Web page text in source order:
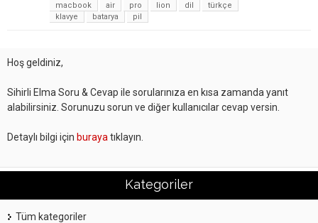
macbook
air pro lion dil
türkçe
klavye
batarya pil
Hoş geldiniz,
Sihirli Elma Soru & Cevap ile sorularınıza en kısa zamanda yanıt
alabilirsiniz. Sorunuzu sorun ve diğer kullanıcılar cevap versin.
Detaylı bilgi için buraya tıklayın.
Kategoriler
Tüm kategoriler